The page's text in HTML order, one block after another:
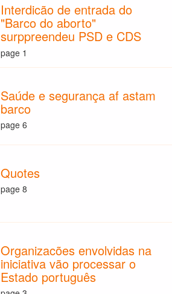
Interdicão de entrada do
"Barco do aborto"
surppreendeu PSD e CDS
page 1
Saúde e segurança af astam
barco
page 6
Quotes
page 8
Organizacões envolvidas na
iniciativa vão processar o
Estado português